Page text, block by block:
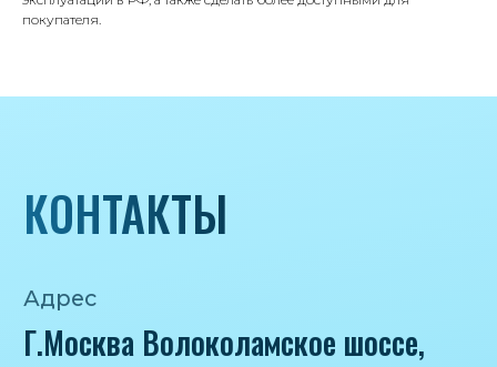
покупателя.